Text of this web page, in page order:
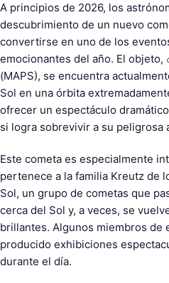
A principios de 2026, los
descubrimiento de un nuevo
convertirse en uno de los
emocionantes del año. El objeto,
(MAPS), se encuentra
Sol en una órbita
ofrecer un espectáculo
si logra sobrevivir a su peligrosa
Este cometa es especialmente
pertenece a la familia Kreutz de
Sol, un grupo de cometas que
cerca del Sol y, a veces, se
brillantes. Algunos miembros de
producido exhibiciones
durante el día.